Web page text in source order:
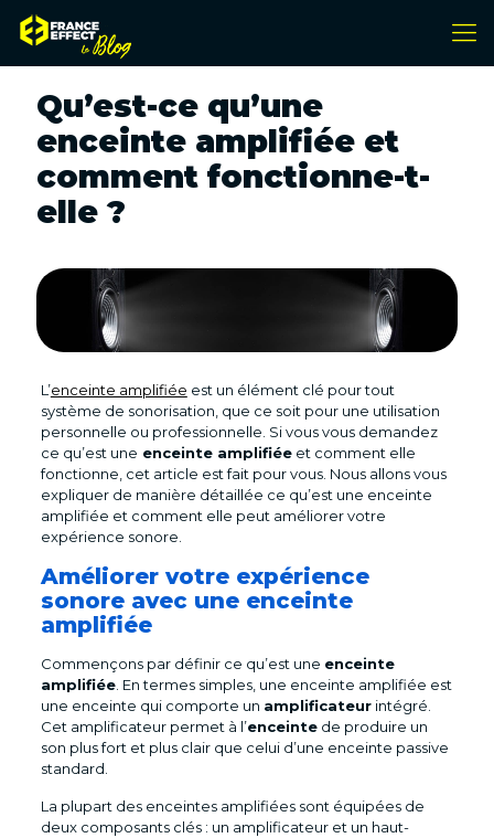
Qu’est-ce qu’une
enceinte amplifiée et
comment fonctionne-t-
elle ?
L’enceinte amplifiée est un élément clé pour tout
système de sonorisation, que ce soit pour une utilisation
personnelle ou professionnelle. Si vous vous demandez
ce qu’est une enceinte amplifiéeet comment elle
fonctionne, cet article est fait pour vous. Nous allons vous
expliquer de manière détaillée ce qu’est une enceinte
amplifiée et comment elle peut améliorer votre
expérience sonore.
Améliorer votre expérience
sonore avec une enceinte
amplifiée
Commençons par définir ce qu’est une enceinte
amplifiée. En termes simples, une enceinte amplifiée est
une enceinte qui comporte un amplificateurintégré.
Cet amplificateur permet à l’enceintede produire un
son plus fort et plus clair que celui d’une enceinte passive
standard.
La plupart des enceintes amplifiées sont équipées de
deux composants clés : un amplificateur et un haut-